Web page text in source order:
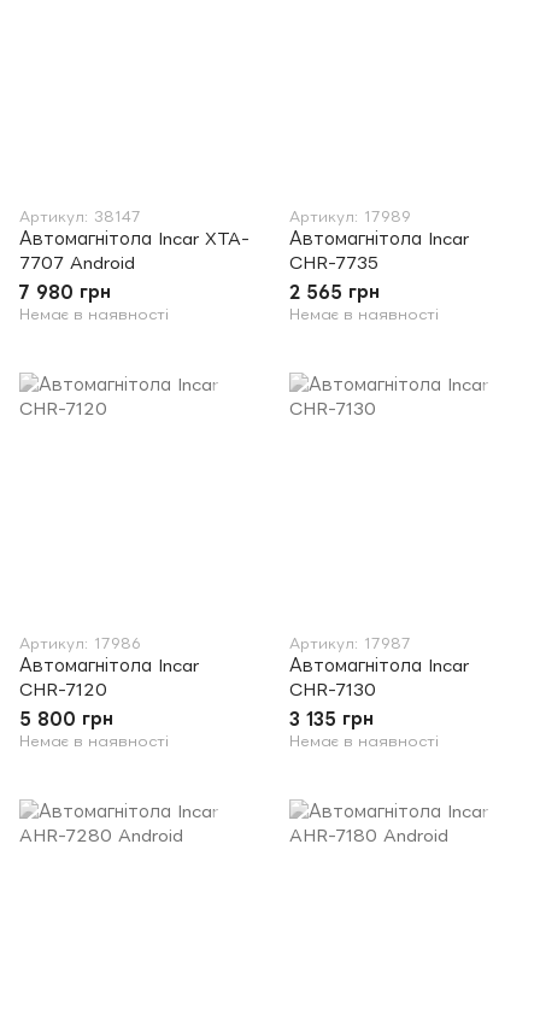
Артикул: 38147
Автомагнітола Incar XTA-
7707 Android
7 980 грн
Немає в наявності
Артикул: 17989
Автомагнітола Incar
CHR-7735
2 565 грн
Немає в наявності
Артикул: 17986
Автомагнітола Incar
CHR-7120
5 800 грн
Немає в наявності
Артикул: 17987
Автомагнітола Incar
CHR-7130
3 135 грн
Немає в наявності